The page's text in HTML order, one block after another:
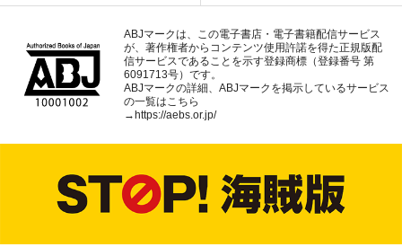
ABJマークは、この電子書店・電子書籍配信サービス
が、著作権者からコンテンツ使用許諾を得た正規版配
信サービスであることを示す登録商標（登録番号 第
6091713号）です。
ABJマークの詳細、ABJマークを掲示しているサービス
の一覧はこちら
→ https://aebs.or.jp/